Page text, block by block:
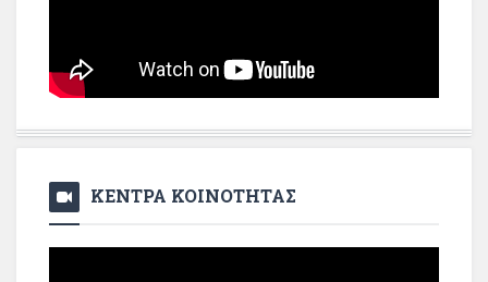
ΚΕΝΤΡΑ ΚΟΙΝΟΤΗΤΑΣ